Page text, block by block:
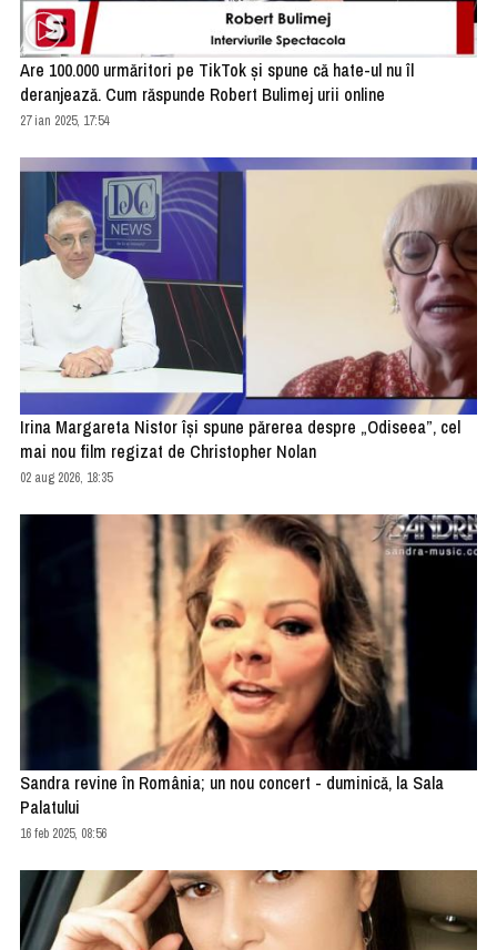
Are 100.000 urmăritori pe TikTok şi spune că hate-ul nu îl
deranjează. Cum răspunde Robert Bulimej urii online
27 ian 2025, 17:54
Irina Margareta Nistor își spune părerea despre „Odiseea”, cel
mai nou film regizat de Christopher Nolan
02 aug 2026, 18:35
Sandra revine în România; un nou concert - duminică, la Sala
Palatului
16 feb 2025, 08:56